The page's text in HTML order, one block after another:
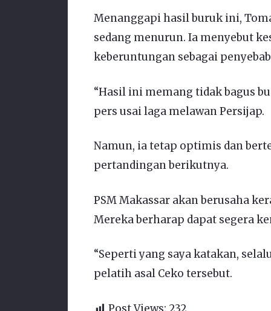
Menanggapi hasil buruk ini,
sedang menurun. Ia menyebut
keberuntungan sebagai
“Hasil ini memang tidak bagus
pers usai laga melawan Persijap.
Namun, ia tetap optimis dan
pertandingan berikutnya.
PSM Makassar akan berusaha
Mereka berharap dapat segera
“Seperti yang saya katakan,
pelatih asal Ceko tersebut.